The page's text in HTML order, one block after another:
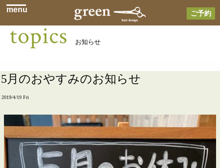
ご予約
menu
topics お知らせ
5月のおやすみのお知らせ
2019/4/19 Fri